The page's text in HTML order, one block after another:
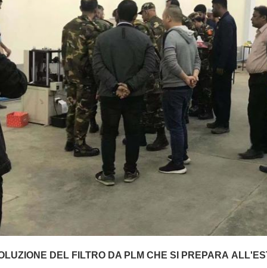
DEL FILTRO DA PLM CHE SI PREPARA